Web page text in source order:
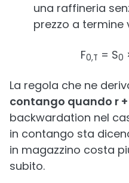
una raffineria
prezzo a termine
F0,T = S0
La regola che ne
contango quando r
backwardation nel
in contango sta
in magazzino costa
subito.